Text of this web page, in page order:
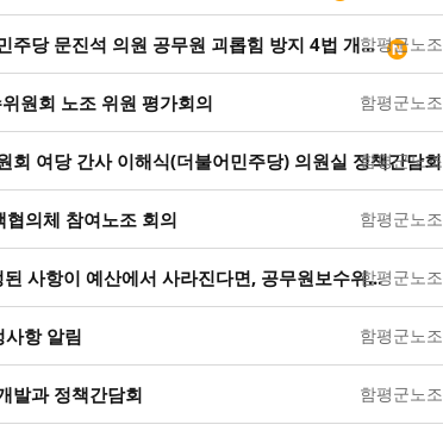
주당 문진석 의원 공무원 괴롭힘 방지 4법 개...함평군노조
원회 노조 위원 평가회의 함평군노조
회 여당 간사 이해식(더불어민주당) 의원실 정책간담회
함평군노조
의체 참여노조 회의 함평군노조
사항이 예산에서 사라진다면, 공무원보수위...함평군노조
항 알림 함평군노조
발과 정책간담회 함평군노조